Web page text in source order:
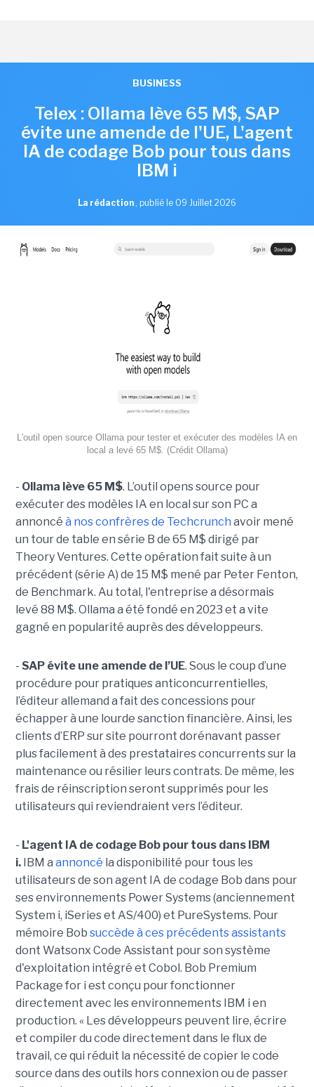
BUSINESS
Telex : Ollama lève 65 M$, SAP
évite une amende de l'UE, L'agent
IA de codage Bob pour tous dans
IBM i
La rédaction , publié le 09 Juillet 2026
L'outil open source Ollama pour tester et exécuter des modèles IA en
local a levé 65 M$. (Crédit Ollama)
- Ollama lève 65 M$. L’outil opens source pour
exécuter des modèles IA en local sur son PC a
annoncé à nos confrères de Techcrunch avoir mené
un tour de table en série B de 65 M$ dirigé par
Theory Ventures. Cette opération fait suite à un
précédent (série A) de 15 M$ mené par Peter Fenton,
de Benchmark. Au total, l'entreprise a désormais
levé 88 M$. Ollama a été fondé en 2023 et a vite
gagné en popularité auprès des développeurs.
- SAP évite une amende de l’UE. Sous le coup d’une
procédure pour pratiques anticoncurrentielles,
l’éditeur allemand a fait des concessions pour
échapper à une lourde sanction financière. Ainsi, les
clients d’ERP sur site pourront dorénavant passer
plus facilement à des prestataires concurrents sur la
maintenance ou résilier leurs contrats. De même, les
frais de réinscription seront supprimés pour les
utilisateurs qui reviendraient vers l’éditeur.
- L'agent IA de codage Bob pour tous dans IBM
i.IBM a annoncé la disponibilité pour tous les
utilisateurs de son agent IA de codage Bob dans pour
ses environnements Power Systems (anciennement
System i, iSeries et AS/400) et PureSystems. Pour
mémoire Bob succède à ces précédents assistants
dont Watsonx Code Assistant pour son système
d'exploitation intégré et Cobol. Bob Premium
Package for i est conçu pour fonctionner
directement avec les environnements IBM i en
production. « Les développeurs peuvent lire, écrire
et compiler du code directement dans le flux de
travail, ce qui réduit la nécessité de copier le code
source dans des outils hors connexion ou de passer